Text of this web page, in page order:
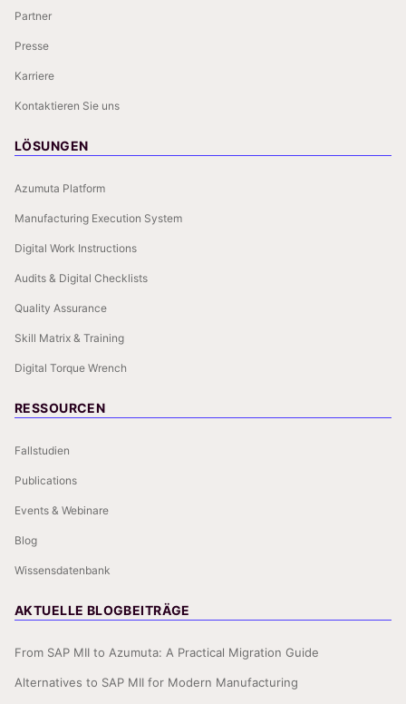
Partner
Presse
Karriere
Kontaktieren Sie uns
LÖSUNGEN
Azumuta Platform
Manufacturing Execution System
Digital Work Instructions
Audits & Digital Checklists
Quality Assurance
Skill Matrix & Training
Digital Torque Wrench
RESSOURCEN
Fallstudien
Publications
Events & Webinare
Blog
Wissensdatenbank
AKTUELLE BLOGBEITRÄGE
From SAP MII to Azumuta: A Practical Migration Guide
Alternatives to SAP MII for Modern Manufacturing